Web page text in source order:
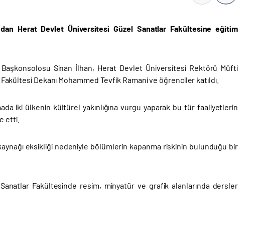
Herat Devlet Üniversitesi Güzel Sanatlar Fakültesine eğitim
Sinan İlhan, Herat Devlet Üniversitesi Rektörü Müfti
Dekanı Mohammed Tevfik Ramani ve öğrenciler katıldı.
iki ülkenin kültürel yakınlığına vurgu yaparak bu tür faaliyetlerin
etti.
eksikliği nedeniyle bölümlerin kapanma riskinin bulunduğu bir
Fakültesinde resim, minyatür ve grafik alanlarında dersler